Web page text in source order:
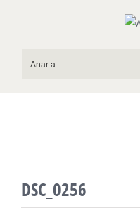
Anar a
DSC_0256